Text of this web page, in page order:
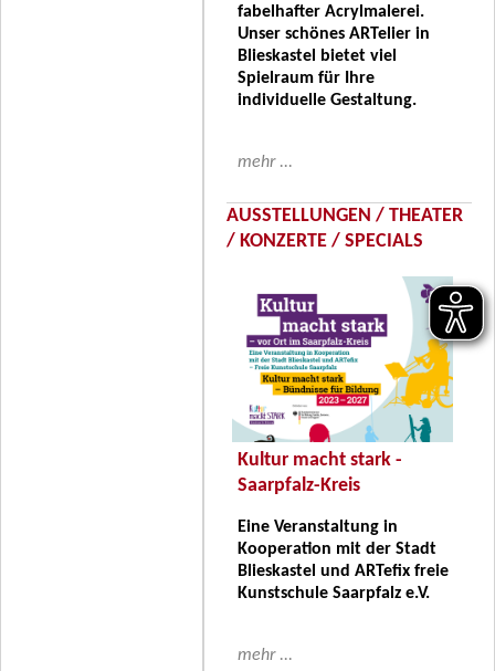
fabelhafter Acrylmalerei.
Unser schönes ARTelier in
Blieskastel bietet viel
Spielraum für Ihre
individuelle Gestaltung.
mehr ...
AUSSTELLUNGEN / THEATER
/ KONZERTE / SPECIALS
Kultur macht stark -
Saarpfalz-Kreis
Eine Veranstaltung in
Kooperation mit der Stadt
Blieskastel und ARTefix freie
Kunstschule Saarpfalz e.V.
mehr ...